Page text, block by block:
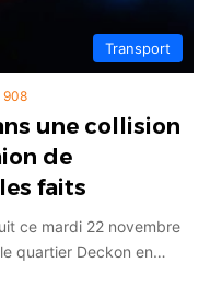
Transport
908
une collision
de
faits
ce mardi 22 novembre
quartier Deckon en…